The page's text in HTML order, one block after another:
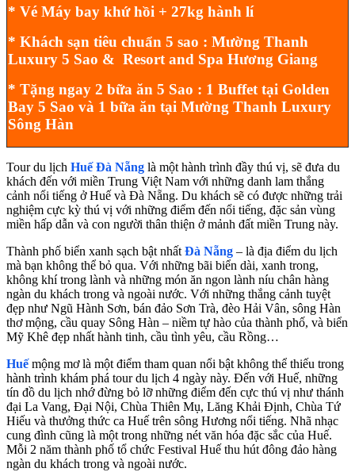
* Vé Máy bay khứ hồi + 27kg hành lí
* Khách sạn tiêu chuẩn 5 sao : Mường Thanh
Luxury 5 Sao & Resort and Spa Hương Giang
* Tặng ngay 2 bữa ăn 5 Sao : 1 Buffet tại Golden
Bay 5 Sao và 1 bữa ăn tại Mường Thanh Luxury
Sông Hàn
Tour du lịch Huế Đà Nẵng là một hành trình đầy thú vị, sẽ đưa du
khách đến với miền Trung Việt Nam với những danh lam thắng
cảnh nổi tiếng ở Huế và Đà Nẵng. Du khách sẽ có được những trải
nghiệm cực kỳ thú vị với những điểm đến nổi tiếng, đặc sản vùng
miền hấp dẫn và con người thân thiện ở mảnh đất miền Trung này.
Thành phố biển xanh sạch bật nhất Đà Nẵng – là địa điểm du lịch
mà bạn không thể bỏ qua. Với những bãi biển dài, xanh trong,
không khí trong lành và những món ăn ngon lành níu chân hàng
ngàn du khách trong và ngoài nước. Với những thắng cảnh tuyệt
đẹp như Ngũ Hành Sơn, bán đảo Sơn Trà, đèo Hải Vân, sông Hàn
thơ mộng, cầu quay Sông Hàn – niềm tự hào của thành phố, và biển
Mỹ Khê đẹp nhất hành tinh, cầu tình yêu, cầu Rồng…
Huếmộng mơ là một điểm tham quan nổi bật không thể thiếu trong
hành trình khám phá tour du lịch 4 ngày này. Đến với Huế, những
tín đồ du lịch nhớ đừng bỏ lỡ những điểm đến cực thú vị như thánh
đại La Vang, Đại Nội, Chùa Thiên Mụ, Lăng Khải Định, Chùa Tứ
Hiếu và thưởng thức ca Huế trên sông Hương nổi tiếng. Nhã nhạc
cung đình cũng là một trong những nét văn hóa đặc sắc của Huế.
Mỗi 2 năm thành phố tổ chức Festival Huế thu hút đông đảo hàng
ngàn du khách trong và ngoài nước.